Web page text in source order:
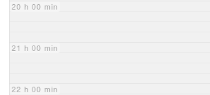
20 h 00 min
21 h 00 min
22 h 00 min